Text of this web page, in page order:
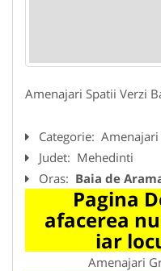
Amenajari Spatii Verzi
Categorie:
Judet: Mehedinti
Oras: Baia de
Pagina
afacerea
iar
Amenajari